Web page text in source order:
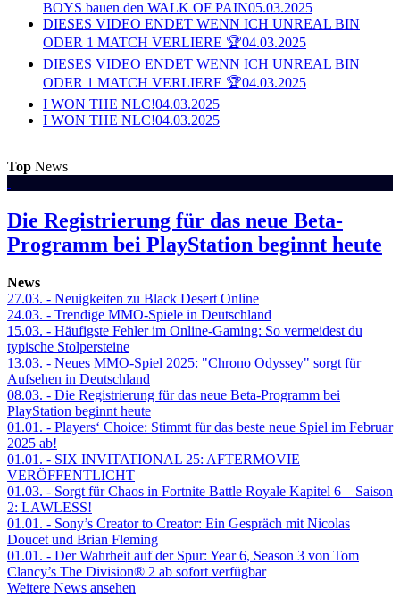
BOYS bauen den WALK OF PAIN05.03.2025
DIESES VIDEO ENDET WENN ICH UNREAL BIN
ODER 1 MATCH VERLIERE 🏆04.03.2025
DIESES VIDEO ENDET WENN ICH UNREAL BIN
ODER 1 MATCH VERLIERE 🏆04.03.2025
I WON THE NLC!04.03.2025
I WON THE NLC!04.03.2025
Top News
Die Registrierung für das neue Beta-
Programm bei PlayStation beginnt heute
News
27.03. - Neuigkeiten zu Black Desert Online
24.03. - Trendige MMO-Spiele in Deutschland
15.03. - Häufigste Fehler im Online-Gaming: So vermeidest du
typische Stolpersteine
13.03. - Neues MMO-Spiel 2025: "Chrono Odyssey" sorgt für
Aufsehen in Deutschland
08.03. - Die Registrierung für das neue Beta-Programm bei
PlayStation beginnt heute
01.01. - Players‘ Choice: Stimmt für das beste neue Spiel im Februar
2025 ab!
01.01. - SIX INVITATIONAL 25: AFTERMOVIE
VERÖFFENTLICHT
01.03. - Sorgt für Chaos in Fortnite Battle Royale Kapitel 6 – Saison
2: LAWLESS!
01.01. - Sony’s Creator to Creator: Ein Gespräch mit Nicolas
Doucet und Brian Fleming
01.01. - Der Wahrheit auf der Spur: Year 6, Season 3 von Tom
Clancy’s The Division® 2 ab sofort verfügbar
Weitere News ansehen